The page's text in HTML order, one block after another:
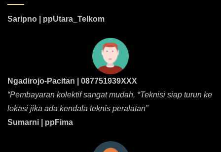
Saripno | ppUtara_Telkom
Ngadirojo-Pacitan | 087751939XXX
“Pembayaran kolektif sangat mudah, *Teknisi siap turun ke
lokasi jika ada kendala teknis peralatan”
Sumarni | ppFima